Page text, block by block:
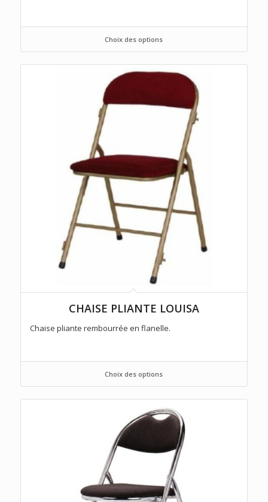
Choix des options
CHAISE PLIANTE LOUISA
Chaise pliante rembourrée en flanelle.
Choix des options